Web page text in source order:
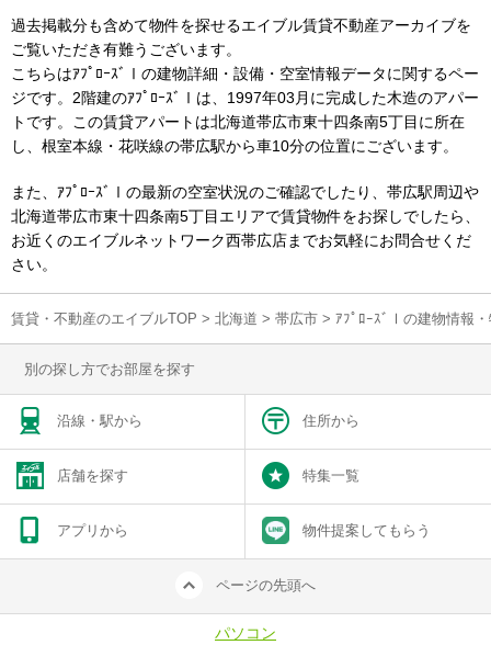
過去掲載分も含めて物件を探せるエイブル賃貸不動産アーカイブを
ご覧いただき有難うございます。
こちらはｱﾌﾟﾛｰｽﾞⅠの建物詳細・設備・空室情報データに関するペー
ジです。2階建のｱﾌﾟﾛｰｽﾞⅠは、1997年03月に完成した木造のアパー
トです。この賃貸アパートは北海道帯広市東十四条南5丁目に所在
し、根室本線・花咲線の帯広駅から車10分の位置にございます。
また、ｱﾌﾟﾛｰｽﾞⅠの最新の空室状況のご確認でしたり、帯広駅周辺や
北海道帯広市東十四条南5丁目エリアで賃貸物件をお探しでしたら、
お近くのエイブルネットワーク西帯広店までお気軽にお問合せくだ
さい。
賃貸・不動産のエイブルTOP > 北海道 > 帯広市 > ｱﾌﾟﾛｰｽﾞⅠの建物情報
別の探し方でお部屋を探す
沿線・駅から 住所から
店舗を探す 特集一覧
アプリから 物件提案してもらう
ページの先頭へ
パソコン